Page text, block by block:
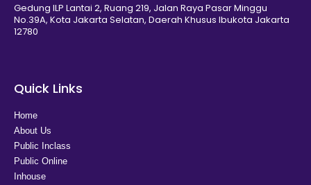
Gedung ILP Lantai 2, Ruang 219, Jalan Raya Pasar Minggu
No.39A, Kota Jakarta Selatan, Daerah Khusus Ibukota Jakarta
12780
Quick Links
Home
About Us
Public Inclass
Public Online
Inhouse